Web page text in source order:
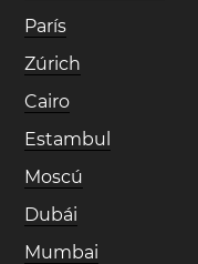
París
Zúrich
Cairo
Estambul
Moscú
Dubái
Mumbai